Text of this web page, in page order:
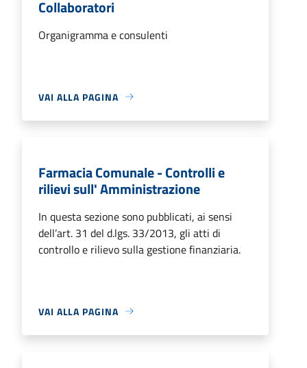
Collaboratori
Organigramma e consulenti
VAI ALLA PAGINA
Farmacia Comunale - Controlli e
rilievi sull' Amministrazione
In questa sezione sono pubblicati, ai sensi
dell’art. 31 del d.lgs. 33/2013, gli atti di
controllo e rilievo sulla gestione finanziaria.
VAI ALLA PAGINA